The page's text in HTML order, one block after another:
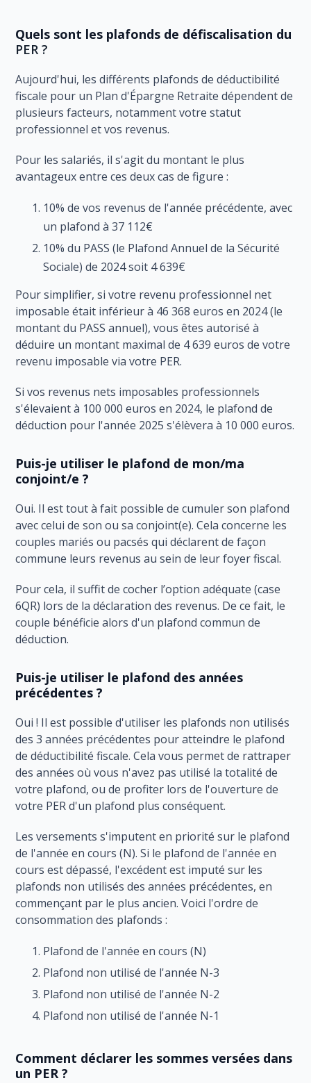
Quels sont les plafonds de défiscalisation du
PER ?
Aujourd'hui, les différents plafonds de déductibilité
fiscale pour un Plan d'Épargne Retraite dépendent de
plusieurs facteurs, notamment votre statut
professionnel et vos revenus.
Pour les salariés, il s'agit du montant le plus
avantageux entre ces deux cas de figure :
10% de vos revenus de l'année précédente, avec
un plafond à 37 112€
10% du PASS (le Plafond Annuel de la Sécurité
Sociale) de 2024 soit 4 639€
Pour simplifier, si votre revenu professionnel net
imposable était inférieur à 46 368 euros en 2024 (le
montant du PASS annuel), vous êtes autorisé à
déduire un montant maximal de 4 639 euros de votre
revenu imposable via votre PER.
Si vos revenus nets imposables professionnels
s'élevaient à 100 000 euros en 2024, le plafond de
déduction pour l'année 2025 s'élèvera à 10 000 euros.
Puis-je utiliser le plafond de mon/ma
conjoint/e ?
Oui. Il est tout à fait possible de cumuler son plafond
avec celui de son ou sa conjoint(e). Cela concerne les
couples mariés ou pacsés qui déclarent de façon
commune leurs revenus au sein de leur foyer fiscal.
Pour cela, il suffit de cocher l’option adéquate (case
6QR) lors de la déclaration des revenus. De ce fait, le
couple bénéficie alors d'un plafond commun de
déduction.
Puis-je utiliser le plafond des années
précédentes ?
Oui ! Il est possible d'utiliser les plafonds non utilisés
des 3 années précédentes pour atteindre le plafond
de déductibilité fiscale. Cela vous permet de rattraper
des années où vous n'avez pas utilisé la totalité de
votre plafond, ou de profiter lors de l'ouverture de
votre PER d'un plafond plus conséquent.
Les versements s'imputent en priorité sur le plafond
de l'année en cours (N). Si le plafond de l'année en
cours est dépassé, l'excédent est imputé sur les
plafonds non utilisés des années précédentes, en
commençant par le plus ancien. Voici l'ordre de
consommation des plafonds :
Plafond de l'année en cours (N)
Plafond non utilisé de l'année N-3
Plafond non utilisé de l'année N-2
Plafond non utilisé de l'année N-1
Comment déclarer les sommes versées dans
un PER ?